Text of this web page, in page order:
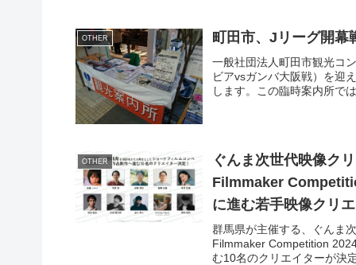
OTHER 町田市、Jリーグ開幕
一般社団法人町田市観光コ
ビアvsガンバ大阪戦）を迎
します。この臨時案内所で
OTHER
ぐんま次世代映像ク
Filmmaker
に進む若手映像クリ
群馬県が主催する、ぐんま
Filmmaker Competition
む10名のクリエイターが決定